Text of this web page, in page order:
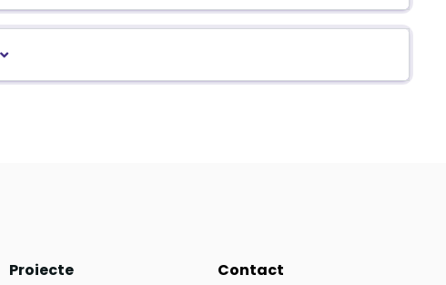
Proiecte Contact